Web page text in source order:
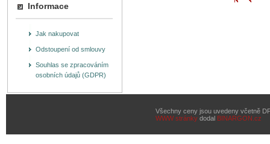
Informace
Jak nakupovat
Odstoupení od smlouvy
Souhlas se zpracováním
osobních údajů (GDPR)
Všechny ceny jsou uvedeny včetně
WWW stránkydodal BINARGON.cz